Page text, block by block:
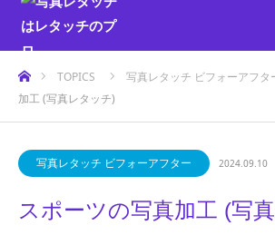
ホームTOPICS 写真レタッチ ビフォーアフタ
加工 (写真レタッチ)
写真レタッチ ビフォーアフター 2024.09.10
スポーツの写真加工 (写